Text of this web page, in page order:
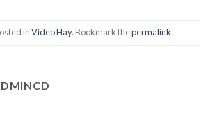
inVideo Hay. Bookmark thepermalink.